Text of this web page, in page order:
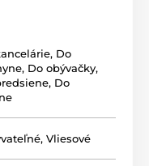
vlies s jemným
odolnosťou a
, Do
, Do obývačky,
, Do
, Vliesové